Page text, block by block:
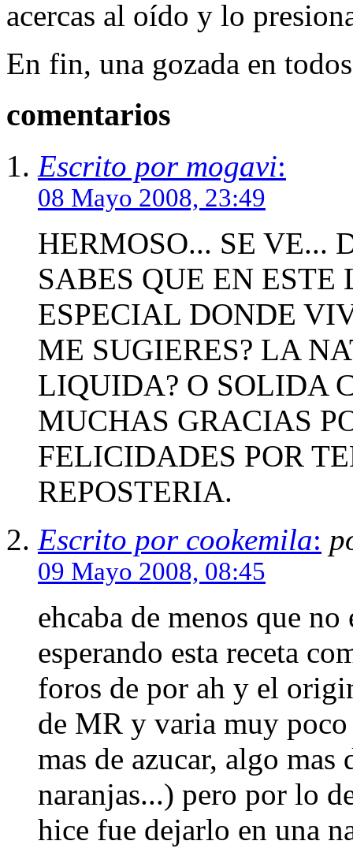
acercas al oído y lo
En fin, una gozada en
comentarios
Escrito por mogavi:
08 Mayo 2008, 23:49
HERMOSO... SE VE...
SABES QUE EN
ESPECIAL DONDE
ME SUGIERES? LA
LIQUIDA? O SOLIDA
MUCHAS GRACIAS
FELICIDADES POR
REPOSTERIA.
Escrito por cookemila:
09 Mayo 2008, 08:45
ehcaba de menos que
esperando esta receta
foros de por ah y el
de MR y varia muy
mas de azucar, algo
naranjas...) pero por lo
hice fue dejarlo en una